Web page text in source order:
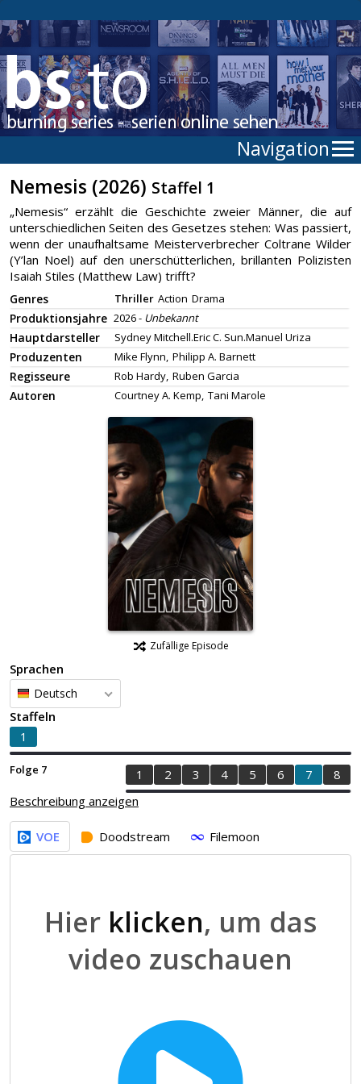
Navigation
Nemesis (2026) Staffel 1
„Nemesis“ erzählt die Geschichte zweier Männer, die auf
unterschiedlichen Seiten des Gesetzes stehen: Was passiert,
wenn der unaufhaltsame Meisterverbrecher Coltrane Wilder
(Y’lan Noel) auf den unerschütterlichen, brillanten Polizisten
Isaiah Stiles (Matthew Law) trifft?
Genres Thriller Action Drama
Produktionsjahre 2026 - Unbekannt
Hauptdarsteller Sydney Mitchell.Eric C. Sun.Manuel Uriza
Produzenten Mike Flynn, Philipp A. Barnett
Regisseure Rob Hardy, Ruben Garcia
Autoren Courtney A. Kemp, Tani Marole
Zufällige Episode
Sprachen
Deutsch
Staffeln
1
Folge 7 1 2 3 4 5 6 7
8
Beschreibung anzeigen
VOE Doodstream Filemoon
Hier klicken, um das
video zuschauen